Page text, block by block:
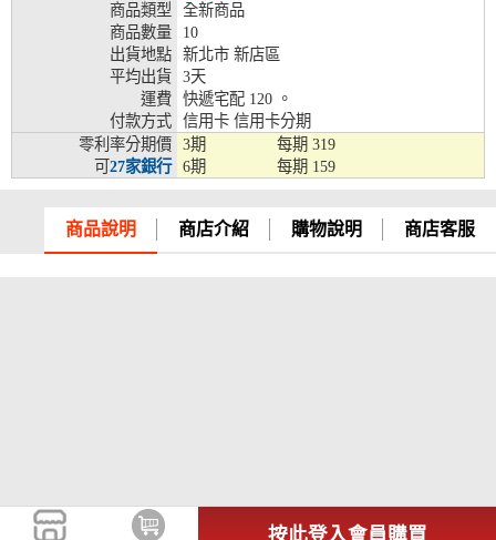
商品類型
全新商品
商品數量
10
出貨地點
新北市 新店區
平均出貨
3天
運費
快遞宅配 120 。
付款方式
信用卡 信用卡分期
零利率分期價
可27家銀行
3期 每期 319
6期
每期 159
商品說明 商店介紹 購物說明 商店客服
按此登入會員購買
行、星展銀行、台新銀行、安泰銀行、中國信
託、台灣樂天、三信商銀
12期
兆豐銀行、合作金庫、第一銀行、華南銀行、
彰化銀行、上海銀行、富邦銀行、國泰世華、
台灣企銀、台中銀行、匯豐銀行、華泰銀行、
臺灣新光銀行、陽信銀行、聯邦銀行、遠東商
銀、元大銀行、永豐銀行、玉山銀行、凱基銀
行、星展銀行、台新銀行、安泰銀行、中國信
兆豐銀行、合作金庫、第一銀行、華南銀行、
彰化銀行、上海銀行、富邦銀行、國泰世華、